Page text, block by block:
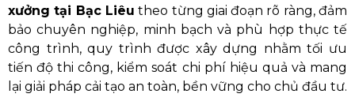
xưởng tại Bạc Liêu theo từng giai đoạn rõ ràng, đảm
bảo chuyên nghiệp, minh bạch và phù hợp thực tế
công trình, quy trình được xây dựng nhằm tối ưu
tiến độ thi công, kiểm soát chi phí hiệu quả và mang
lại giải pháp cải tạo an toàn, bền vững cho chủ đầu tư.